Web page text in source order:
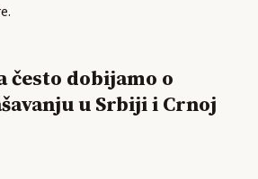
često dobijamo o
u Srbiji i Crnoj